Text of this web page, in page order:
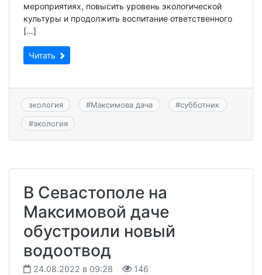
мероприятиях, повысить уровень экологической
культуры и продолжить воспитание ответственного
[…]
Читать
экология #Максимова дача #субботник
#экология
В Севастополе на
Максимовой даче
обустроили новый
водоотвод
24.08.2022 в 09:28 146